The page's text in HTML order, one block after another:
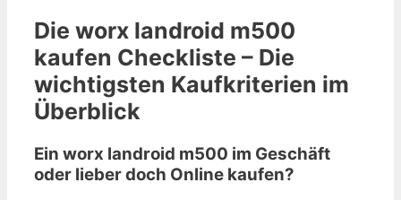
Die worx landroid m500
kaufen Checkliste – Die
wichtigsten Kaufkriterien im
Überblick
Ein worx landroid m500 im Geschäft
oder lieber doch Online kaufen?